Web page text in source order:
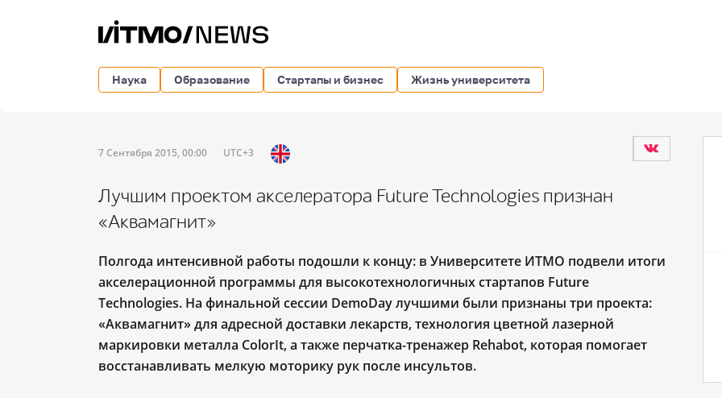
Наука Образование Стартапы и бизнес Жизнь университета
7 Сентября 2015, 00:00 UTC+3
Лучшим проектом акселератора Future Technologies признан
«Аквамагнит»
Полгода интенсивной работы подошли к концу: в Университете ИТМО подвели итоги
акселерационной программы для высокотехнологичных стартапов Future
Technologies. На финальной сессии DemoDay лучшими были признаны три проекта:
«Аквамагнит» для адресной доставки лекарств, технология цветной лазерной
маркировки металла ColorIt, а также перчатка-тренажер Rehabot, которая помогает
восстанавливать мелкую моторику рук после инсультов.